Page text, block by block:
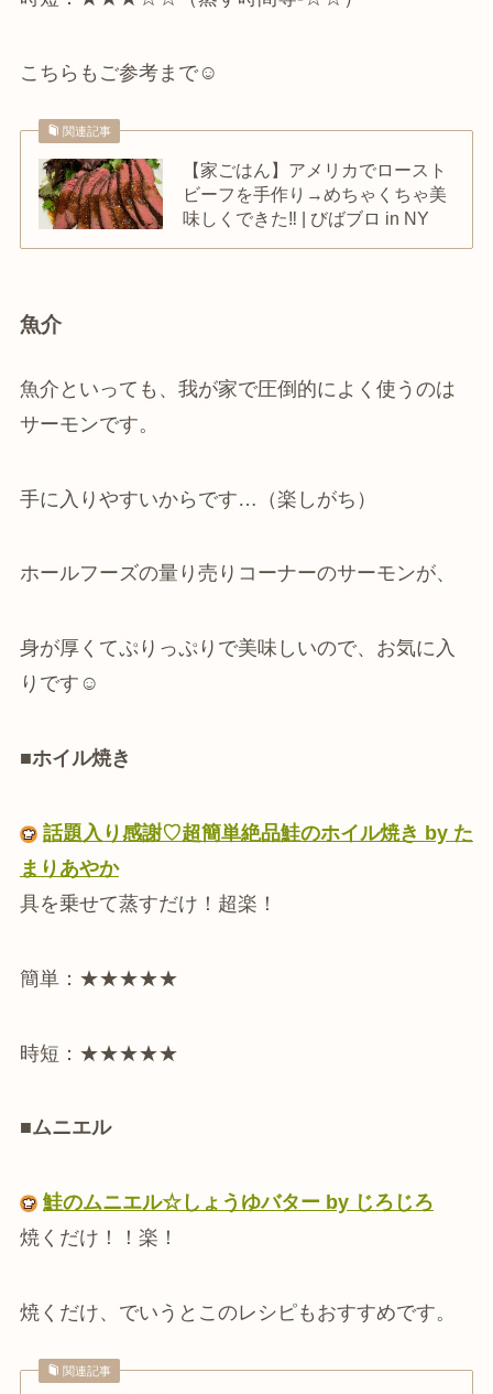
こちらもご参考まで☺
関連記事
【家ごはん】アメリカでロースト
ビーフを手作り→めちゃくちゃ美
味しくできた‼ | びばブロ in NY
魚介
魚介といっても、我が家で圧倒的によく使うのは
サーモンです。
手に入りやすいからです…（楽しがち）
ホールフーズの量り売りコーナーのサーモンが、
身が厚くてぷりっぷりで美味しいので、お気に入
りです☺
■ホイル焼き
話題入り感謝♡超簡単絶品鮭のホイル焼き by た
まりあやか
具を乗せて蒸すだけ！超楽！
簡単：★★★★★
時短：★★★★★
■ムニエル
鮭のムニエル☆しょうゆバター by じろじろ
焼くだけ！！楽！
焼くだけ、でいうとこのレシピもおすすめです。
関連記事